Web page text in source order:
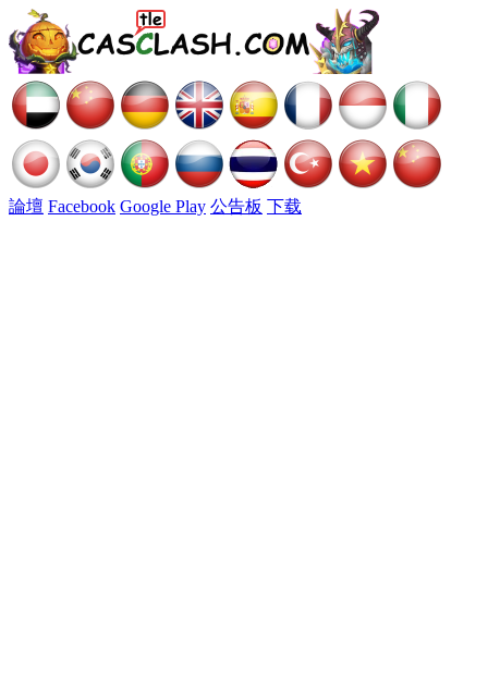
論壇 Facebook Google Play 公告板 下载